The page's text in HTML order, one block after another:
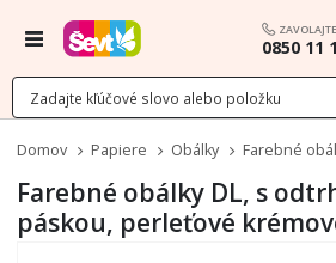
Menu
0850 11
Domov Papiere Obálky Farebné
Farebné obálky DL, s
páskou, perleťové